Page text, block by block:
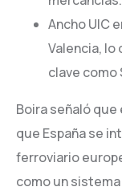
Ancho UIC
Valencia,
clave como
Boira señaló
que España se
ferroviario
como un